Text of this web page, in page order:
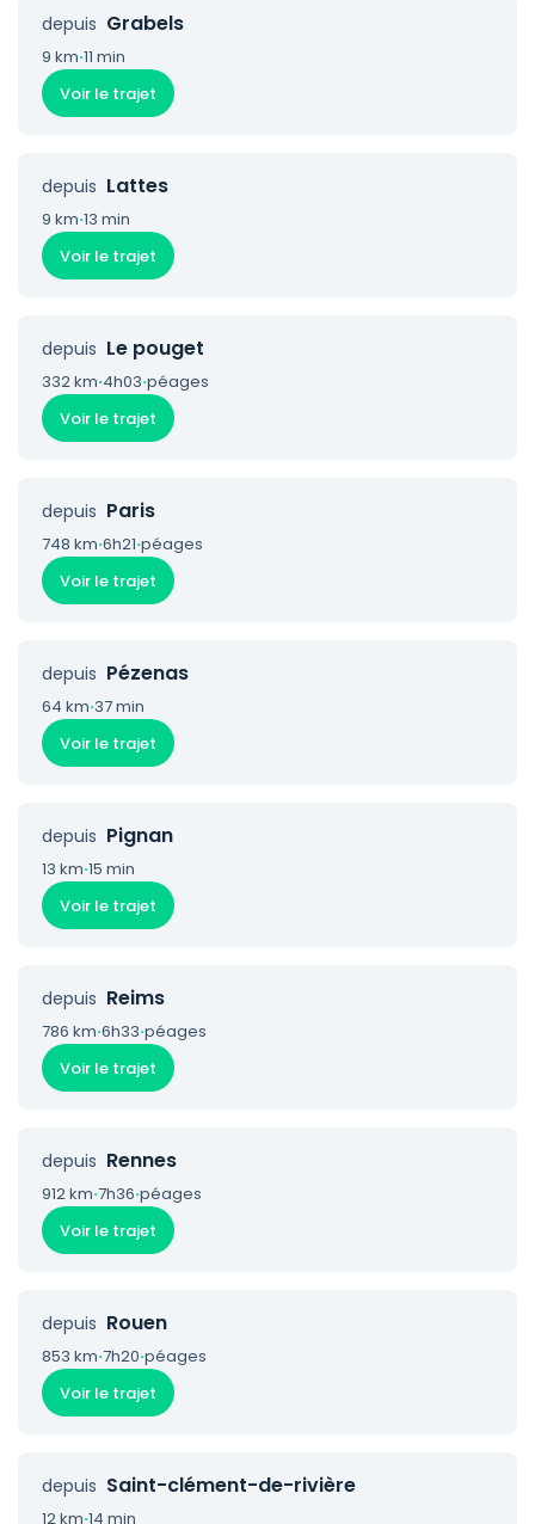
depuis Grabels
9 km·11 min
Voir le trajet
depuis Lattes
9 km·13 min
Voir le trajet
depuis Le pouget
332 km·4h03·péages
Voir le trajet
depuis Paris
748 km·6h21·péages
Voir le trajet
depuis Pézenas
64 km·37 min
Voir le trajet
depuis Pignan
13 km·15 min
Voir le trajet
depuis Reims
786 km·6h33·péages
Voir le trajet
depuis Rennes
912 km·7h36·péages
Voir le trajet
depuis Rouen
853 km·7h20·péages
Voir le trajet
depuis Saint-clément-de-rivière
12 km·14 min